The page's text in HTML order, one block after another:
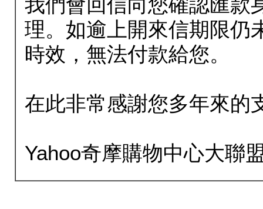
我們會回信向您確認匯款
理。如逾上開來信期限仍
時效，無法付款給您。
在此非常感謝您多年來的
Yahoo奇摩購物中心大